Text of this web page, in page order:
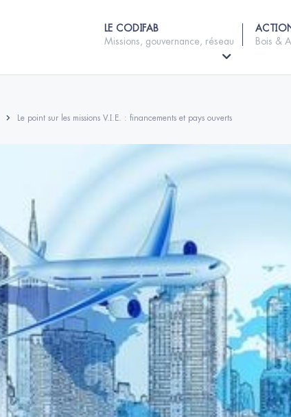
LE CODIFAB
Missions, gouvernance, réseau
Bois &
Le point sur les missions V.I.E. : financements et pays ouverts